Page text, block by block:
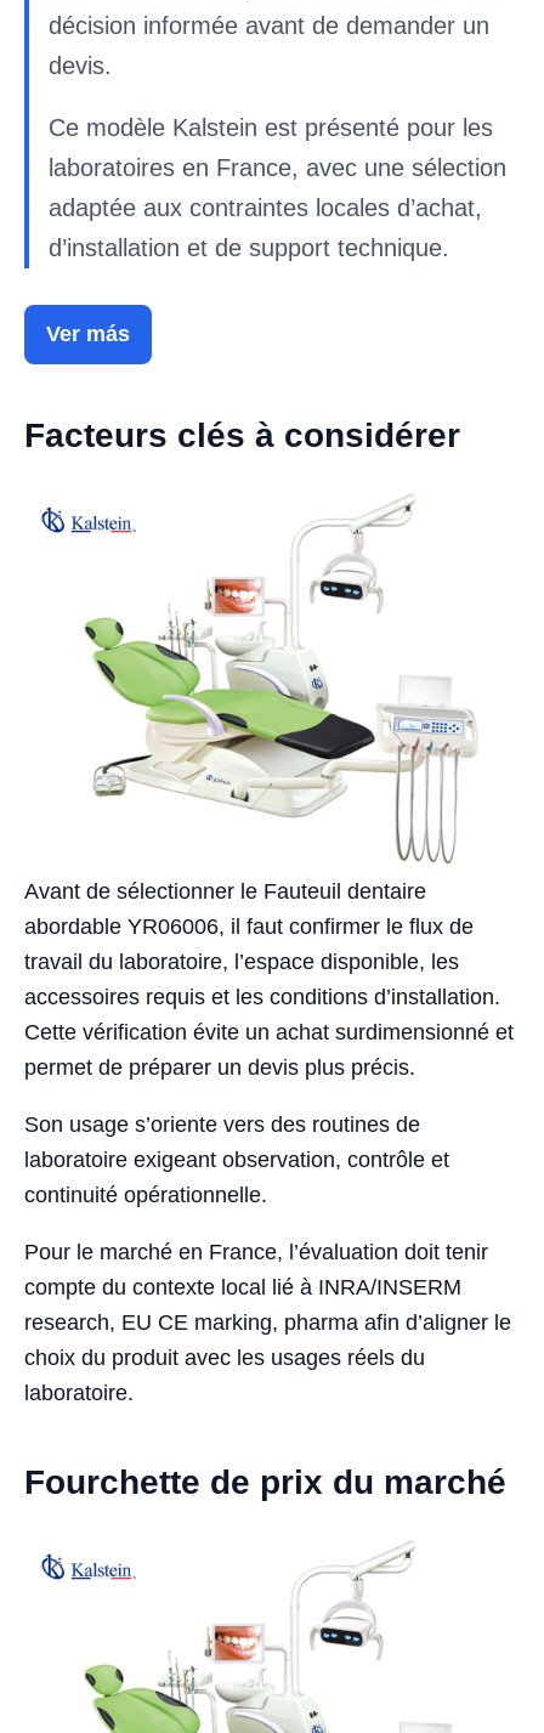
décision informée avant de demander un
devis.
Ce modèle Kalstein est présenté pour les
laboratoires en France, avec une sélection
adaptée aux contraintes locales d’achat,
d’installation et de support technique.
Ver más
Facteurs clés à considérer
Avant de sélectionner le Fauteuil dentaire
abordable YR06006, il faut confirmer le flux de
travail du laboratoire, l’espace disponible, les
accessoires requis et les conditions d’installation.
Cette vérification évite un achat surdimensionné et
permet de préparer un devis plus précis.
Son usage s’oriente vers des routines de
laboratoire exigeant observation, contrôle et
continuité opérationnelle.
Pour le marché en France, l’évaluation doit tenir
compte du contexte local lié à INRA/INSERM
research, EU CE marking, pharma afin d’aligner le
choix du produit avec les usages réels du
laboratoire.
Fourchette de prix du marché